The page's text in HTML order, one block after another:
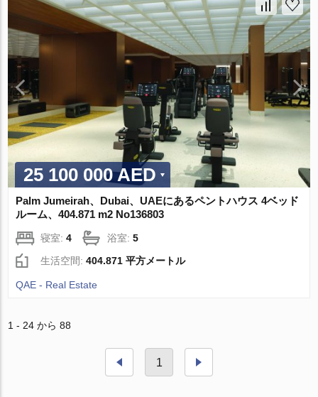
25 100 000 AED
Palm Jumeirah、Dubai、UAEにあるペントハウス 4ベッド
ルーム、404.871 m2 No136803
寝室:4 浴室:5
生活空間:404.871 平方メートル
QAE - Real Estate
1 - 24 から 88
1